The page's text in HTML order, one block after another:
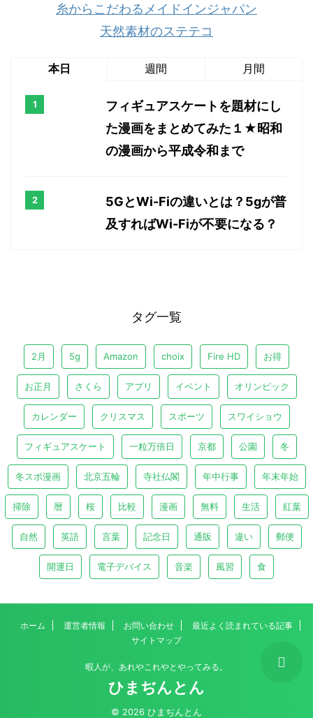
糸からこだわるメイドインジャパン
天然素材のステテコ
本日 週間 月間
フィギュアスケートを題材にし
た漫画をまとめてみた１★昭和
の漫画から平成令和まで
5GとWi-Fiの違いとは？5gが普
及すればWi-Fiが不要になる？
タグ一覧
2月 5g Amazon choix Fire HD お得
お正月 さくら アプリ イベント オリンピック
カレンダー クリスマス スポーツ スワイショウ
フィギュアスケート 一粒万倍日 京都 公園 冬
冬スポ漫画 北京五輪 寺社仏閣 年中行事 年末年始
掃除 暦 桜 比較 漫画 無料 生活 紅葉
自然 英語 言葉 記念日 通販 違い 郵便
開運日 電子デバイス 音楽 風習 食
ホーム 運営者情報 お問い合わせ
最近よく読まれている記事
サイトマップ
暇人が、あれやこれやとやってみる。
ひまぢんとん
© 2026 ひまぢんとん